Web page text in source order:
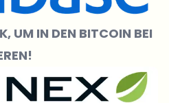
UM IN DEN BITCOIN BEI